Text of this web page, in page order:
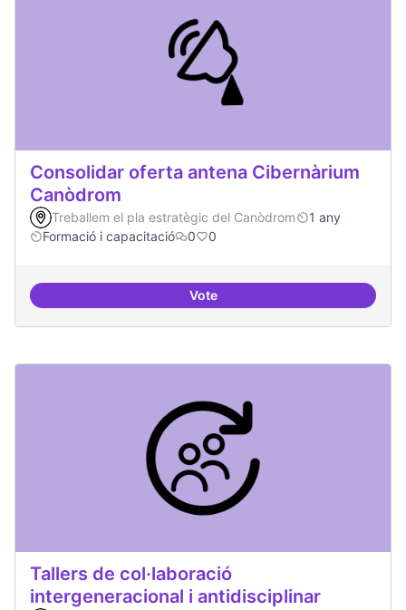
Consolidar oferta antena Cibernàrium
Canòdrom
Treballem el pla estratègic del Canòdrom
1 any
Formació i capacitació
0 0
VoteConsolidar oferta antena
Tallers de col·laboració
intergeneracional i antidisciplinar